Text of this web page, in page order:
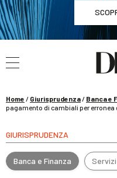
La riforma del
Home / Giurisprudenza/ Banca e
pagamento di cambiali per
GIURISPRUDENZA
Banca e Finanza